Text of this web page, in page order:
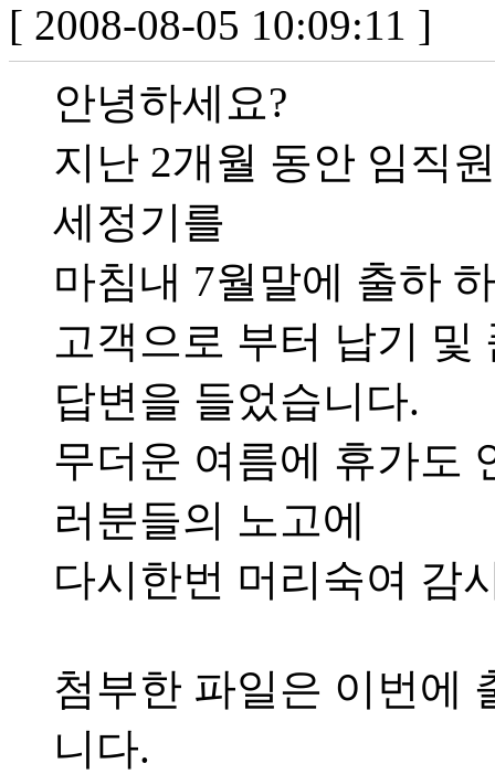
[ 2008-08-05 10:09:11 ]
안녕하세요?
지난 2개월 동안 임직
세정기를
마침내 7월말에 출하
고객으로 부터 납기
답변을 들었습니다.
무더운 여름에 휴가도
러분들의 노고에
다시한번 머리숙여 감
첨부한 파일은 이번에
니다.